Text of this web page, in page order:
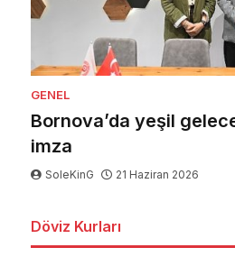
GENEL
Bornova’da yeşil
imza
SoleKinG 21 Haziran 2026
Döviz Kurları